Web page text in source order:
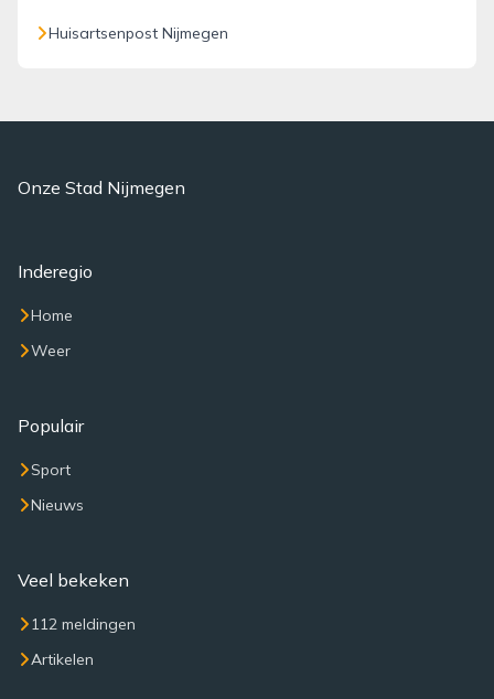
Huisartsenpost Nijmegen
Onze Stad Nijmegen
Inderegio
Home
Weer
Populair
Sport
Nieuws
Veel bekeken
112 meldingen
Artikelen